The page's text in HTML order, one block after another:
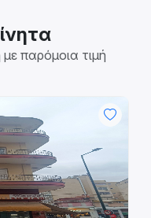
με παρόμοια τιμή